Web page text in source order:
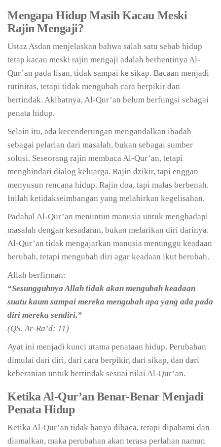
Mengapa Hidup Masih Kacau Meski
Rajin Mengaji?
Ustaz Asdan menjelaskan bahwa salah satu sebab hidup
tetap kacau meski rajin mengaji adalah berhentinya Al-
Qur’an pada lisan, tidak sampai ke sikap. Bacaan menjadi
rutinitas, tetapi tidak mengubah cara berpikir dan
bertindak. Akibatnya, Al-Qur’an belum berfungsi sebagai
penata hidup.
Selain itu, ada kecenderungan mengandalkan ibadah
sebagai pelarian dari masalah, bukan sebagai sumber
solusi. Seseorang rajin membaca Al-Qur’an, tetapi
menghindari dialog keluarga. Rajin dzikir, tapi enggan
menyusun rencana hidup. Rajin doa, tapi malas berbenah.
Inilah ketidakseimbangan yang melahirkan kegelisahan.
Padahal Al-Qur’an menuntun manusia untuk menghadapi
masalah dengan kesadaran, bukan melarikan diri darinya.
Al-Qur’an tidak mengajarkan manusia menunggu keadaan
berubah, tetapi mengubah diri agar keadaan ikut berubah.
Allah berfirman:
“Sesungguhnya Allah tidak akan mengubah keadaan
suatu kaum sampai mereka mengubah apa yang ada pada
diri mereka sendiri.”
(QS. Ar-Ra’d: 11)
Ayat ini menjadi kunci utama penataan hidup. Perubahan
dimulai dari diri, dari cara berpikir, dari sikap, dan dari
keberanian untuk bertindak sesuai nilai Al-Qur’an.
Ketika Al-Qur’an Benar-Benar Menjadi
Penata Hidup
Ketika Al-Qur’an tidak hanya dibaca, tetapi dipahami dan
diamalkan, maka perubahan akan terasa perlahan namun